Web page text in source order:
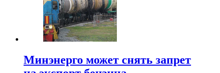
Минэнерго может снять запрет